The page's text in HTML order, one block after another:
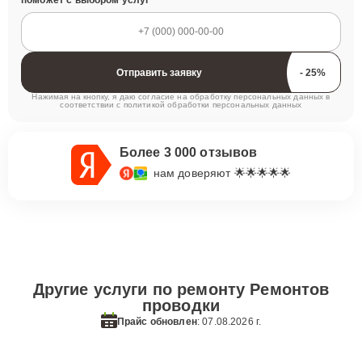
Отправить заявку
Нажимая на кнопку, я даю согласие на обработку персональных данных в
соответствии с политикой обработки персональных данных
Более 3 000 отзывов
нам доверяют 🌟🌟🌟🌟🌟
Другие услуги по ремонту Ремонтов
проводки
Прайс обновлен: 07.08.2026 г.